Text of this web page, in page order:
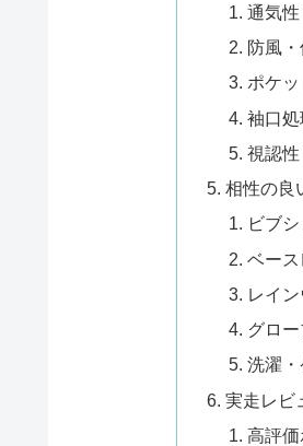
通気
防風
ポケ
袖口
視認
相性の良
ビブ
ベー
レイ
グロ
洗濯
実走レビ
高評